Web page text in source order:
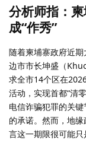
分析师指：
成“作秀”
随着柬埔寨政府近期
边市市长坤盛（
求全市14个区在
活动，实现首都“清
电信诈骗犯罪的关
的承诺。然而，地
言这一期限很可能只